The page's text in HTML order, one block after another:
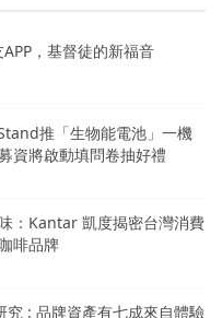
，基督徒的新福音
推「生物能電池」一機
資將啟動填問卷抽好禮
：Kantar 凱度揭密台灣消費
啡品牌
究 : 品牌資產有七成來自體驗